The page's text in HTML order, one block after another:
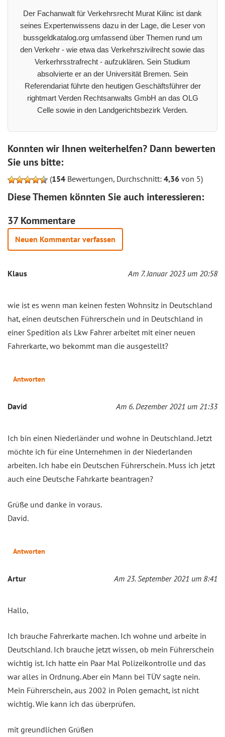
Der Fachanwalt für Verkehrsrecht Murat Kilinc ist dank
seines Expertenwissens dazu in der Lage, die Leser von
bussgeldkatalog.org umfassend über Themen rund um
den Verkehr - wie etwa das Verkehrszivilrecht sowie das
Verkerhrsstrafrecht - aufzuklären. Sein Studium
absolvierte er an der Universität Bremen. Sein
Referendariat führte den heutigen Geschäftsführer der
rightmart Verden Rechtsanwalts GmbH an das OLG
Celle sowie in den Landgerichtsbezirk Verden.
Konnten wir Ihnen weiterhelfen? Dann bewerten
Sie uns bitte:
(154 Bewertungen, Durchschnitt: 4,36 von 5)
Diese Themen könnten Sie auch interessieren:
37 Kommentare
Neuen Kommentar verfassen
Klaus Am 7. Januar 2023 um 20:58
wie ist es wenn man keinen festen Wohnsitz in Deutschland
hat, einen deutschen Führerschein und in Deutschland in
einer Spedition als Lkw Fahrer arbeitet mit einer neuen
Fahrerkarte, wo bekommt man die ausgestellt?
Antworten
David Am 6. Dezember 2021 um 21:33
Ich bin einen Niederländer und wohne in Deutschland. Jetzt
möchte ich für eine Unternehmen in der Niederlanden
arbeiten. Ich habe ein Deutschen Führerschein. Muss ich jetzt
auch eine Deutsche Fahrkarte beantragen?
Grüße und danke in voraus.
David.
Antworten
Artur Am 23. September 2021 um 8:41
Hallo,
Ich brauche Fahrerkarte machen. Ich wohne und arbeite in
Deutschland. Ich brauche jetzt wissen, ob mein Führerschein
wichtig ist. Ich hatte ein Paar Mal Polizeikontrolle und das
war alles in Ordnung. Aber ein Mann bei TÜV sagte nein.
Mein Führerschein, aus 2002 in Polen gemacht, ist nicht
wichtig. Wie kann ich das überprüfen.
mit greundlichen Grüßen